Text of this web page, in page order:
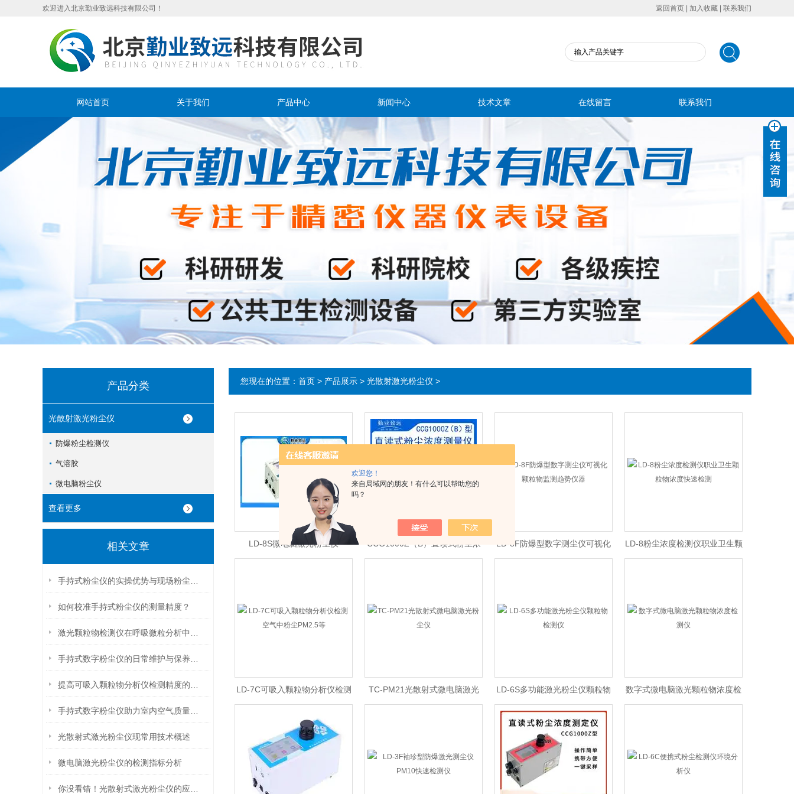
欢迎您！
来自局域网的朋友！有什么可以帮助您的
吗？
欢迎进入北京勤业致远科技有限公司！ 返回首页 加入收藏 联系我们
网站首页 关于我们 产品中心 新闻中心 技术文章 在线留言 联系我们
产品分类
光散射激光粉尘仪
防爆粉尘检测仪
气溶胶
微电脑粉尘仪
查看更多
相关文章
如何校准手持式粉尘仪的测量精度？
光散射式激光粉尘仪现常用技术概述
微电脑激光粉尘仪的检测指标分析
您现在的位置： 首页 > 产品展示 > 光散射激光粉尘仪 >
LD-8S微电脑激光粉尘仪 CCG1000Z（B）直读式粉尘浓 LD-8F防爆型数字测尘仪可视化 LD-8粉尘浓度检测仪职业卫生颗
LD-7C可吸入颗粒物分析仪检测 TC-PM21光散射式微电脑激光 LD-6S多功能激光粉尘仪颗粒物
检测仪
数字式微电脑激光颗粒物浓度检